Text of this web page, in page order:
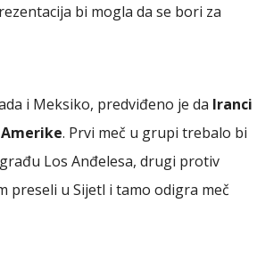
bi mogla da se bori za
i Meksiko, predviđeno je da Iranci
. Prvi meč u grupi trebalo bi
Los Anđelesa, drugi protiv
preseli u Sijetl i tamo odigra meč